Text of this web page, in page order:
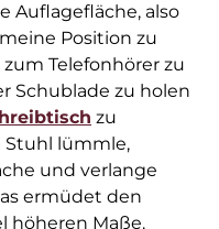
Auflagefläche, also
Position zu
Telefonhörer zu
Schublade zu holen
zu
Stuhl lümmle,
und verlange
ermüdet den
höheren Maße.